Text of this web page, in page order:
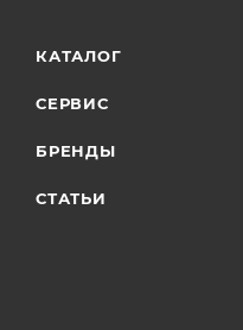
КАТАЛОГ
СЕРВИС
БРЕНДЫ
СТАТЬИ